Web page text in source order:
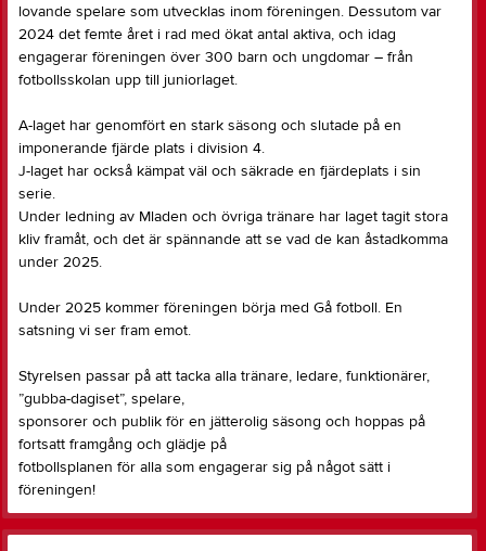
lovande spelare som utvecklas inom föreningen. Dessutom var
2024 det femte året i rad med ökat antal aktiva, och idag
engagerar föreningen över 300 barn och ungdomar – från
fotbollsskolan upp till juniorlaget.
A-laget har genomfört en stark säsong och slutade på en
imponerande fjärde plats i division 4.
J-laget har också kämpat väl och säkrade en fjärdeplats i sin
serie.
Under ledning av Mladen och övriga tränare har laget tagit stora
kliv framåt, och det är spännande att se vad de kan åstadkomma
under 2025.
Under 2025 kommer föreningen börja med Gå fotboll. En
satsning vi ser fram emot.
Styrelsen passar på att tacka alla tränare, ledare, funktionärer,
”gubba-dagiset”, spelare,
sponsorer och publik för en jätterolig säsong och hoppas på
fortsatt framgång och glädje på
fotbollsplanen för alla som engagerar sig på något sätt i
föreningen!